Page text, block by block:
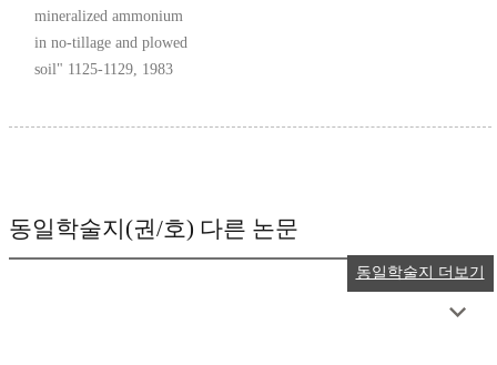
mineralized ammonium
in no-tillage and plowed
soil" 1125-1129, 1983
동일학술지(권/호) 다른 논문
동일학술지 더보기